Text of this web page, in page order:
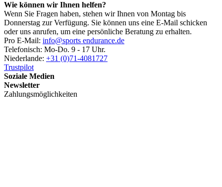
Wie können wir Ihnen helfen?
Wenn Sie Fragen haben, stehen wir Ihnen von Montag bis
Donnerstag zur Verfügung. Sie können uns eine E-Mail schicken
oder uns anrufen, um eine persönliche Beratung zu erhalten.
Pro E-Mail: info@sports endurance.de
Telefonisch: Mo-Do. 9 - 17 Uhr.
Niederlande: +31 (0)71-4081727
Trustpilot
Soziale Medien
Newsletter
Zahlungsmöglichkeiten